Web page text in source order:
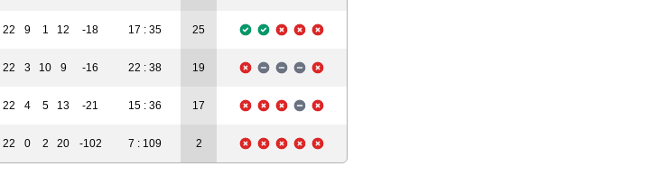
22 9 1 12 -18 17 : 35 25
22 3 10 9 -16 22 : 38 19
22 4 5 13 -21 15 : 36 17
22 0 2 20 -102 7 : 109 2